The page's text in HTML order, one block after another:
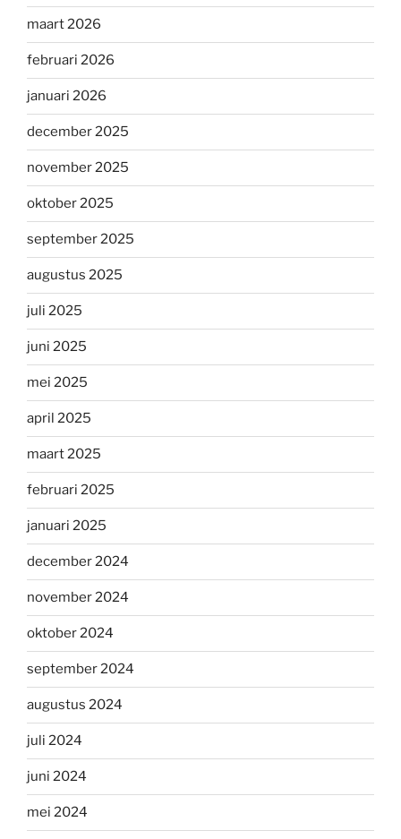
maart 2026
februari 2026
januari 2026
december 2025
november 2025
oktober 2025
september 2025
augustus 2025
juli 2025
juni 2025
mei 2025
april 2025
maart 2025
februari 2025
januari 2025
december 2024
november 2024
oktober 2024
september 2024
augustus 2024
juli 2024
juni 2024
mei 2024